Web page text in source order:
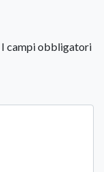
I campi obbligatori